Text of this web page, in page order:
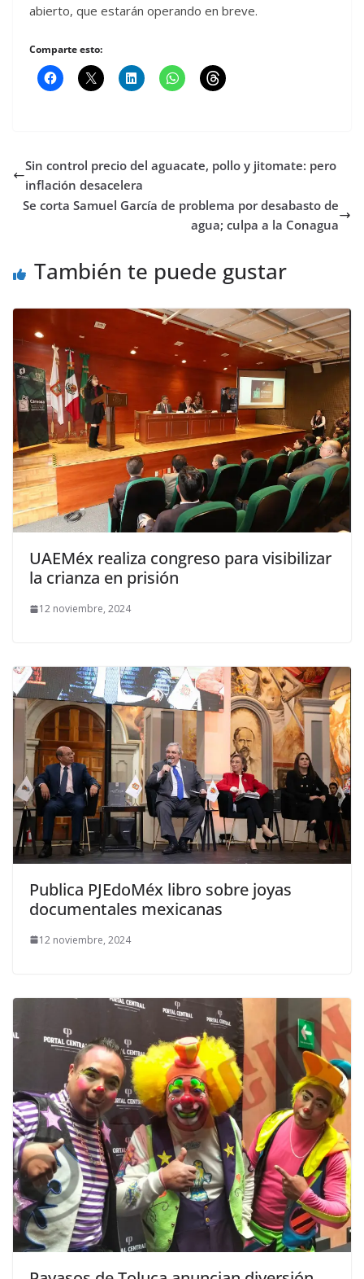
abierto, que estarán operando en breve.
Comparte esto:
Sin control precio del aguacate, pollo y jitomate: pero
inflación desacelera
Se corta Samuel García de problema por desabasto de
agua; culpa a la Conagua
También te puede gustar
UAEMéx realiza congreso para visibilizar
la crianza en prisión
12 noviembre, 2024
Publica PJEdoMéx libro sobre joyas
documentales mexicanas
12 noviembre, 2024